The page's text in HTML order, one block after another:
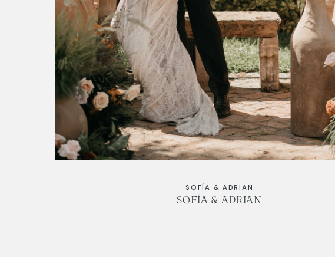
SOFÍA & ADRIAN
SOFÍA & ADRIAN